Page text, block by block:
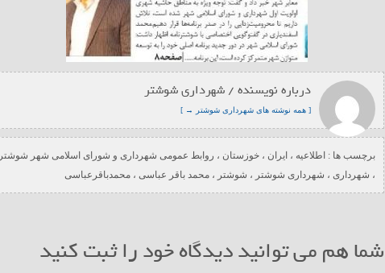
درباره نویسنده / شهرداری شوشتر
[ همه نوشته های شهرداری شوشتر → ]
برچسب ها : اطلاعیه ، ایران ، خوزستان ، روابط عمومی شهرداری و شورای اسلامی شهر شوشتر
، شهرداری ، شهرداری شوشتر ، شوشتر ، محمد باقر عباسی ، محمدباقرعباسی
شما هم می توانید دیدگاه خود را ثبت کنید